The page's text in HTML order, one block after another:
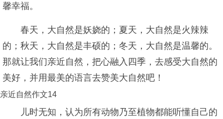
馨幸福。
春天，大自然是妖娆的；夏天，大自然是火辣辣
的；秋天，大自然是丰硕的；冬天，大自然是温馨的。
那就让我们亲近自然，把心融入四季，去感受大自然的
美好，并用最美的语言去赞美大自然吧！
亲近自然作文14
儿时无知，认为所有动物乃至植物都能听懂自己的